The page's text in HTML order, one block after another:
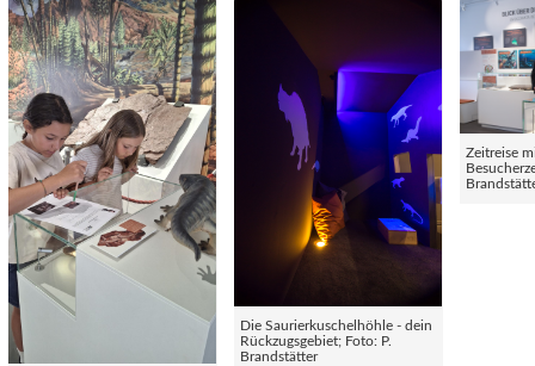
Die Saurierkuschelhöhle - dein
Rückzugsgebiet; Foto: P.
Brandstätter
Zeitreise